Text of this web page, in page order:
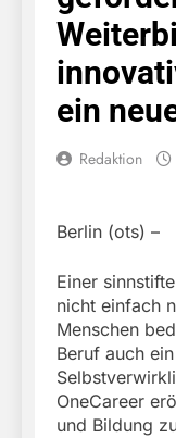
ein
Redaktion
Berlin (ots) –
Einer
nicht einfach
Menschen
Beruf auch
OneCareer
und Bildung